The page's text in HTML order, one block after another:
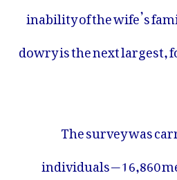
inability of the wife’s
dowry is the next largest,
The survey was
individuals — 16,860